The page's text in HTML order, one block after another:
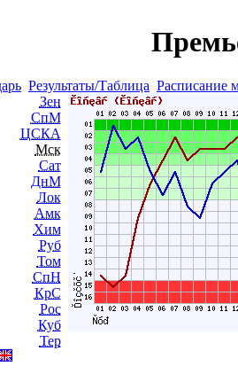
Результаты/Таблица Расписание
Зен
СпМ
ЦСКА
Мск
Сат
ДнМ
Лок
Амк
Хим
Руб
Том
СпН
КрС
Рос
Куб
Тер